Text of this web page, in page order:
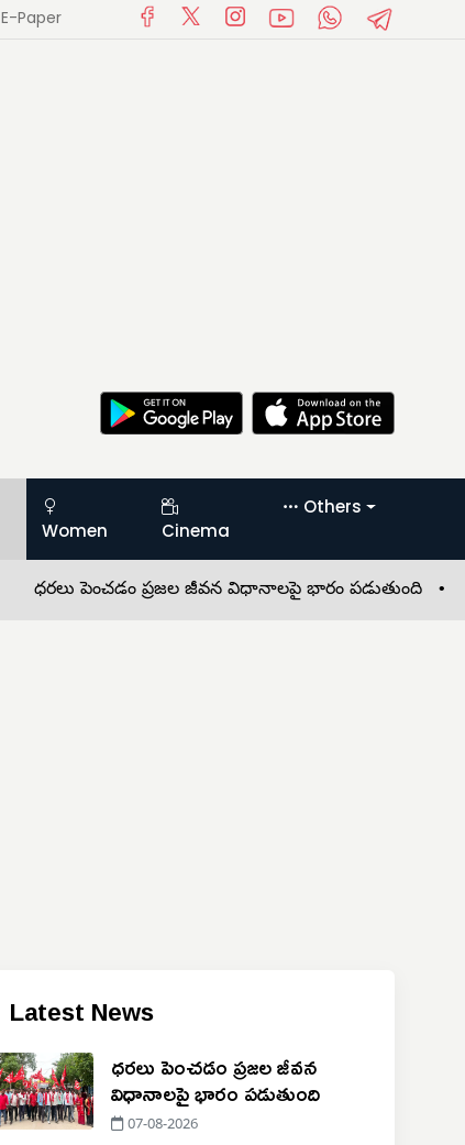
Paper
Women Cinema
Others
పెంచడం ప్రజల జీవన విధానాలపై భారం పడుతుంది •ఘనంగా
Latest News
ధరలు పెంచడం ప్రజల జీవన
విధానాలపై భారం పడుతుంది
07-08-2026